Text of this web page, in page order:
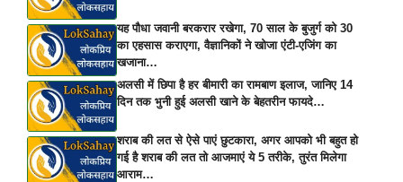
यह पौधा जवानी बरकरार रखेगा, 70 साल के बुजुर्ग को 30
का एहसास कराएगा, वैज्ञानिकों ने खोजा एंटी-एजिंग का
खजाना…
अलसी में छिपा है हर बीमारी का रामबाण इलाज, जानिए 14
दिन तक भुनी हुई अलसी खाने के बेहतरीन फायदे…
शराब की लत से ऐसे पाएं छुटकारा, अगर आपको भी बहुत हो
गई है शराब की लत तो आजमाएं ये 5 तरीके, तुरंत मिलेगा
आराम…